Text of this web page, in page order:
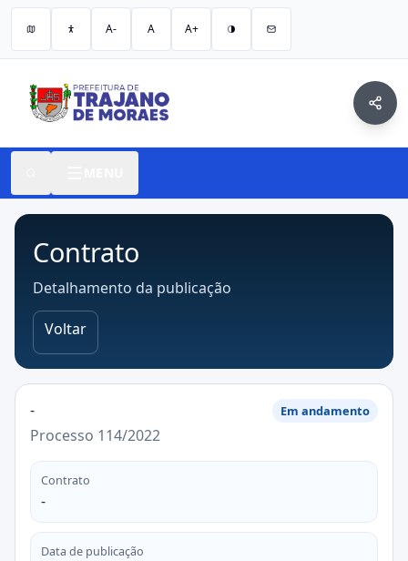
A- A A+
Contrato
Detalhamento da publicação
Voltar
-
Processo 114/2022
Em andamento
Contrato
-
Data de publicação